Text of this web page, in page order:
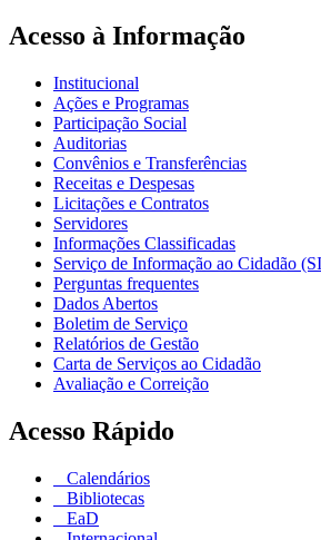
Acesso à Informação
Institucional
Ações e Programas
Participação Social
Auditorias
Convênios e Transferências
Receitas e Despesas
Licitações e Contratos
Servidores
Informações Classificadas
Serviço de Informação ao Cidadão
Perguntas frequentes
Dados Abertos
Boletim de Serviço
Relatórios de Gestão
Carta de Serviços ao Cidadão
Avaliação e Correição
Acesso Rápido
Calendários
Bibliotecas
EaD